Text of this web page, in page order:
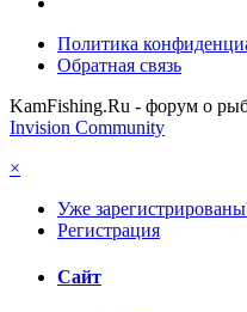
Политика
Обратная связь
KamFishing.Ru - форум о
Invision Community
×
Уже
Регистрация
Сайт